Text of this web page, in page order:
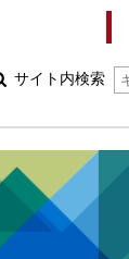
サイト内検索